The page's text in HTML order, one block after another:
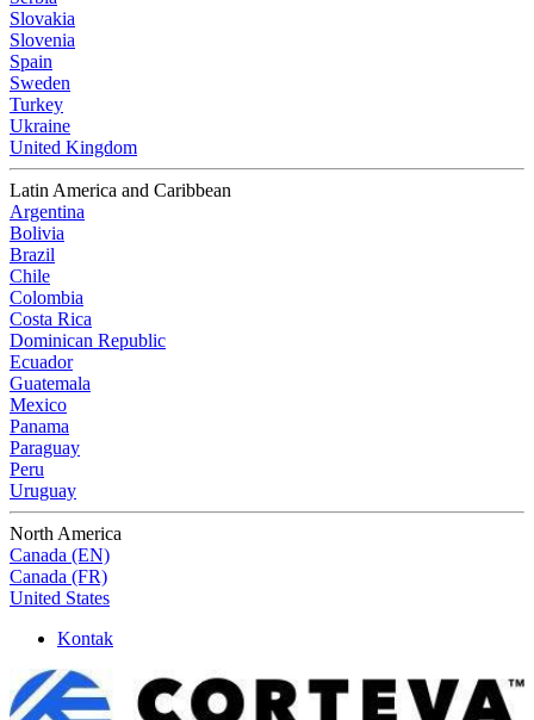
Slovakia
Slovenia
Spain
Sweden
Turkey
Ukraine
United Kingdom
Latin America and Caribbean
Argentina
Bolivia
Brazil
Chile
Colombia
Costa Rica
Dominican Republic
Ecuador
Guatemala
Mexico
Panama
Paraguay
Peru
Uruguay
North America
Canada (EN)
Canada (FR)
United States
Kontak